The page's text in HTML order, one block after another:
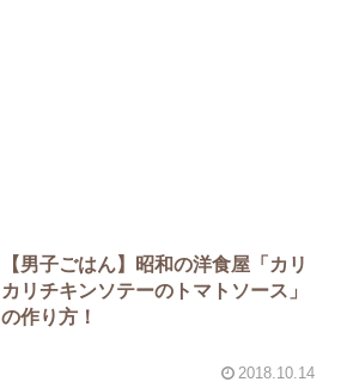
【男子ごはん】昭和の洋食屋「カリ
カリチキンソテーのトマトソース」
の作り方！
2018.10.14